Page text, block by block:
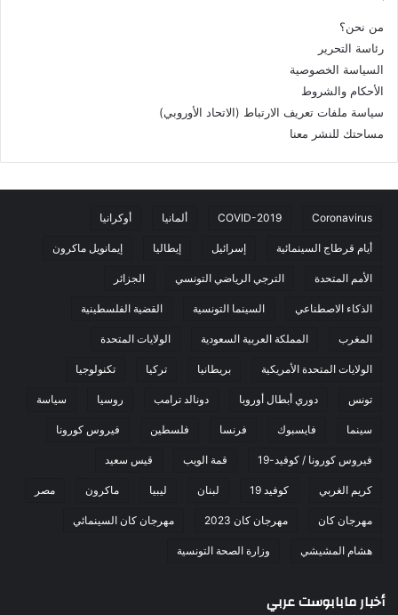
من نحن؟
رئاسة التحرير
السياسة الخصوصية
الأحكام والشروط
سياسة ملفات تعريف الارتباط (الاتحاد الأوروبي)
مساحتك للنشر معنا
Coronavirus
COVID-2019 ألمانيا أوكرانيا
أيام قرطاج السينمائية إسرائيل إيطاليا إيمانويل ماكرون
الأمم المتحدة الترجي الرياضي التونسي الجزائر
الذكاء الاصطناعي السينما التونسية القضية الفلسطينية
المغرب المملكة العربية السعودية الولايات المتحدة
الولايات المتحدة الأمريكية بريطانيا تركيا تكنولوجيا
تونس دوري أبطال أوروبا دونالد ترامب روسيا سياسة
سينما فايسبوك فرنسا فلسطين فيروس كورونا
فيروس كورونا / كوفيد-19 قمة الويب قيس سعيد
كريم الغربي كوفيد 19 لبنان ليبيا ماكرون مصر
مهرجان كان مهرجان كان 2023 مهرجان كان السينمائي
هشام المشيشي وزارة الصحة التونسية
أخبار مابابوست عربي